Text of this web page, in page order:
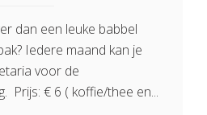
dan een leuke babbel
Iedere maand kan je
voor de
Prijs: € 6 ( koffie/thee en...